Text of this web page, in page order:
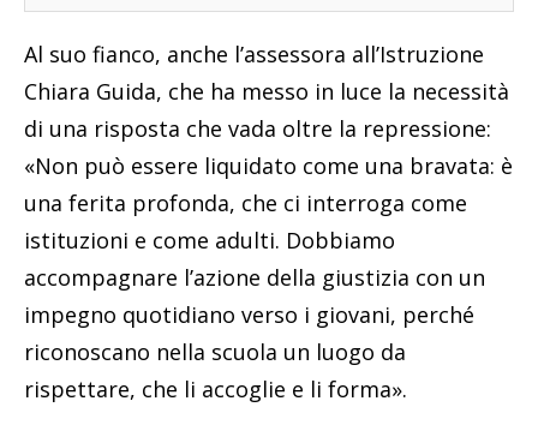
Al suo fianco, anche l’assessora all’Istruzione
Chiara Guida, che ha messo in luce la necessità
di una risposta che vada oltre la repressione:
«Non può essere liquidato come una bravata: è
una ferita profonda, che ci interroga come
istituzioni e come adulti. Dobbiamo
accompagnare l’azione della giustizia con un
impegno quotidiano verso i giovani, perché
riconoscano nella scuola un luogo da
rispettare, che li accoglie e li forma».